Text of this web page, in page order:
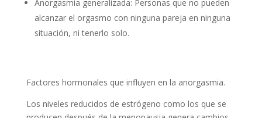
Anorgasmia generalizada: Personas que no pueden
alcanzar el orgasmo con ninguna pareja en ninguna
situación, ni tenerlo solo.
Factores hormonales que influyen en la anorgasmia.
Los niveles reducidos de estrógeno como los que se